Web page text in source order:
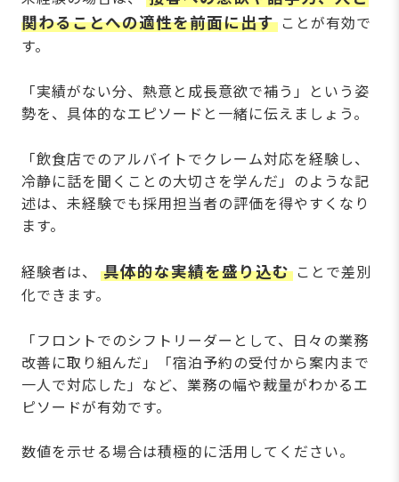
関わることへの適性を前面に出す ことが有効で
す。
「実績がない分、熱意と成長意欲で補う」という姿
勢を、具体的なエピソードと一緒に伝えましょう。
「飲食店でのアルバイトでクレーム対応を経験し、
冷静に話を聞くことの大切さを学んだ」のような記
述は、未経験でも採用担当者の評価を得やすくなり
ます。
経験者は、 具体的な実績を盛り込む ことで差別
化できます。
「フロントでのシフトリーダーとして、日々の業務
改善に取り組んだ」「宿泊予約の受付から案内まで
一人で対応した」など、業務の幅や裁量がわかるエ
ピソードが有効です。
数値を示せる場合は積極的に活用してください。